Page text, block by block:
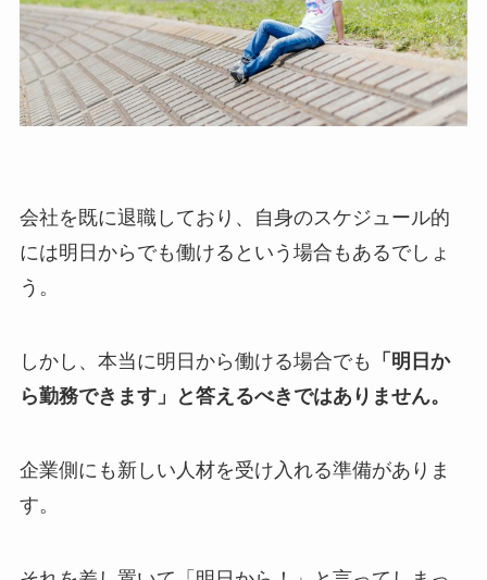
会社を既に退職しており、自身のスケジュール的
には明日からでも働けるという場合もあるでしょ
う。
しかし、本当に明日から働ける場合でも
「明日か
ら勤務できます」と答えるべきではありません。
企業側にも新しい人材を受け入れる準備がありま
す。